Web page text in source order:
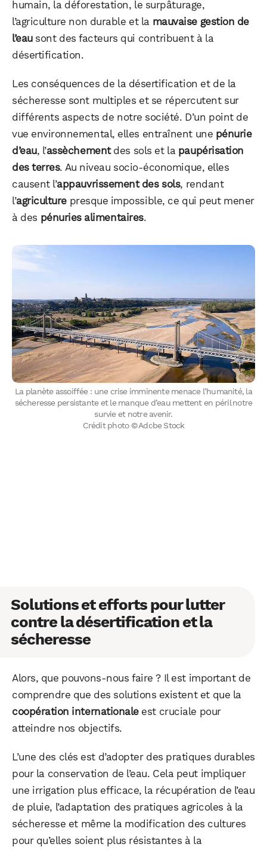
humain, la déforestation, le surpâturage,
l’agriculture non durable et la mauvaise gestion de
l’eausont des facteurs qui contribuent à la
désertification.
Les conséquences de la désertification et de la
sécheresse sont multiples et se répercutent sur
différents aspects de notre société. D’un point de
vue environnemental, elles entraînent une pénurie
d’eau, l’assèchementdes sols et la paupérisation
des terres. Au niveau socio-économique, elles
causent l’appauvrissement des sols, rendant
l’agriculturepresque impossible, ce qui peut mener
à des pénuries alimentaires.
La planète assoiffée : une crise imminente menace l’humanité, la
sécheresse persistante et le manque d’eau mettent en péril notre
survie et notre avenir.
Crédit photo © Adobe Stock
Solutions et efforts pour lutter
contre la désertification et la
sécheresse
Alors, que pouvons-nous faire ? Il est important de
comprendre que des solutions existent et que la
coopération internationaleest cruciale pour
atteindre nos objectifs.
L’une des clés est d’adopter des pratiques durables
pour la conservation de l’eau. Cela peut impliquer
une irrigation plus efficace, la récupération de l’eau
de pluie, l’adaptation des pratiques agricoles à la
sécheresse et même la modification des cultures
pour qu’elles soient plus résistantes à la